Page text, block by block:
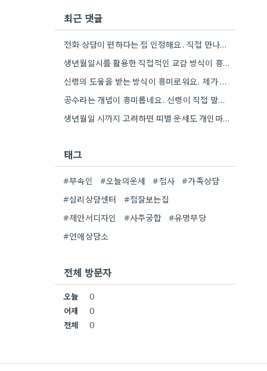
최근 댓글
전화 상담이 편하다는 점 인정해요. 직접 만나는 것만큼 깊이 있는 통찰력을 얻기는 어려울 것 같아요.
생년월일시를 활용한 직접적인 교감 방식이 흥미로워요. 단순히 이론적 틀에 기대는 것보다, 개인의 상황에 맞춰 신령의…
신령의 도움을 받는 방식이 흥미로워요. 제가 개인적으로는 어떤 신령이 상담자의 상황에 맞춰 질문을 받아들이는지 궁금하네요.
공수라는 개념이 흥미롭네요. 신령이 직접 말하는 것처럼 느껴져서, 현대적인 AI 챗봇의 답변 방식과 연결해서 생각해…
생년월일 시까지 고려하면 띠별 운세도 개인마다 조금씩 다를 수 있네요. 특히 연말에 태어난 분들은 좀…
태그
#무속인 #오늘의운세 #점사
#가족상담
#심리상담센터
#점잘보는집
#제안서디자인
#사주궁합
#유명무당
#연애상담소
전체 방문자
오늘
0
어제
0
전체
0